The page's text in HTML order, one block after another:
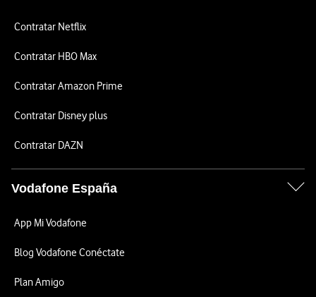
Contratar Netflix
Contratar HBO Max
Contratar Amazon Prime
Contratar Disney plus
Contratar DAZN
Vodafone España
App Mi Vodafone
Blog Vodafone Conéctate
Plan Amigo